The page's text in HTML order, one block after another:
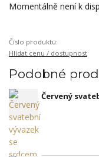
Momentálně není k
Číslo produktu:
Hlídat cenu / dostupnost
Podobné
Červený